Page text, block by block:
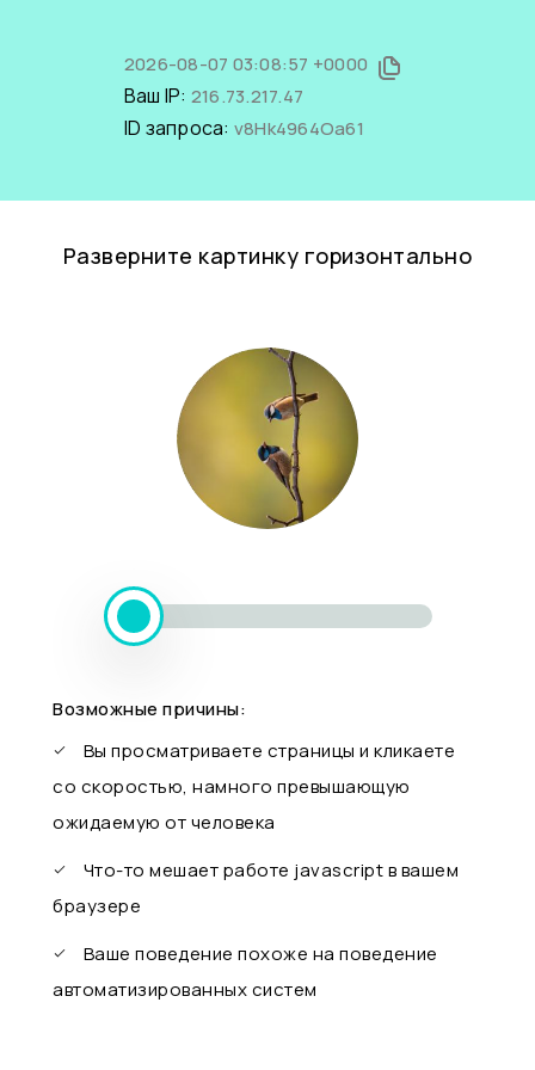
2026-08-07 03:08:57 +0000
Ваш IP: 216.73.217.47
ID запроса: v8Hk4964Oa61
Разверните картинку горизонтально
Возможные причины:
Вы просматриваете страницы и кликаете
со скоростью, намного превышающую
ожидаемую от человека
Что-то мешает работе javascript в вашем
браузере
Ваше поведение похоже на поведение
автоматизированных систем